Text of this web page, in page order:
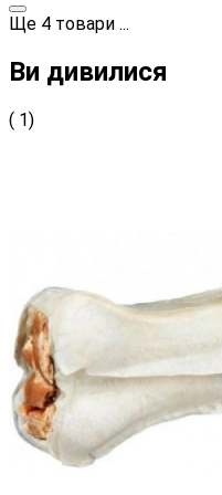
Ще 4 товари ...
Ви дивилися
( 1)